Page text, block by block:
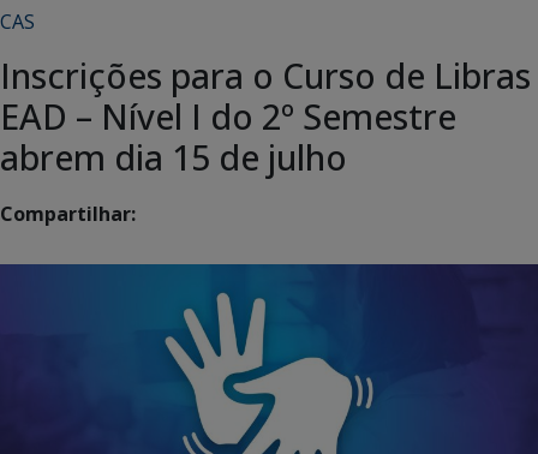
CAS
Inscrições para o Curso de Libras
EAD – Nível I do 2º Semestre
abrem dia 15 de julho
Compartilhar: